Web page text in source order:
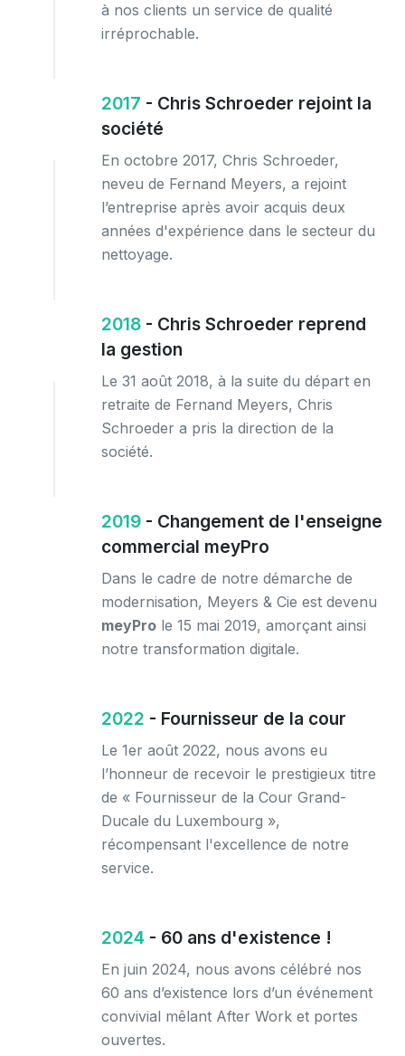
à nos clients un service de qualité
irréprochable.
2017 - Chris Schroeder rejoint la
société
En octobre 2017, Chris Schroeder,
neveu de Fernand Meyers, a rejoint
l’entreprise après avoir acquis deux
années d'expérience dans le secteur du
nettoyage.
2018 - Chris Schroeder reprend
la gestion
Le 31 août 2018, à la suite du départ en
retraite de Fernand Meyers, Chris
Schroeder a pris la direction de la
société.
2019 - Changement de l'enseigne
commercial meyPro
Dans le cadre de notre démarche de
modernisation, Meyers & Cie est devenu
meyPro le 15 mai 2019, amorçant ainsi
notre transformation digitale.
2022 - Fournisseur de la cour
Le 1er août 2022, nous avons eu
l’honneur de recevoir le prestigieux titre
de « Fournisseur de la Cour Grand-
Ducale du Luxembourg »,
récompensant l'excellence de notre
service.
2024 - 60 ans d'existence !
En juin 2024, nous avons célébré nos
60 ans d’existence lors d’un événement
convivial mêlant After Work et portes
ouvertes.